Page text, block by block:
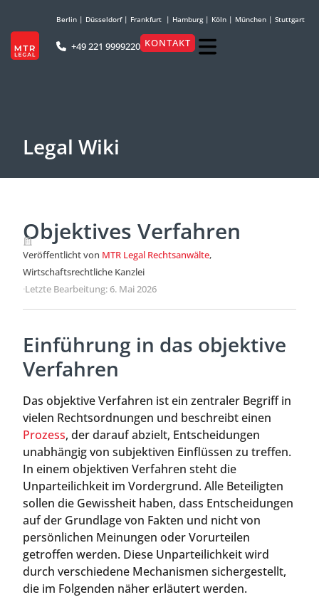
Berlin | Düsseldorf| Frankfurt | Hamburg| Köln | München | Stuttgart
+49 221 9999220 KONTAKT
Legal Wiki
Objektives Verfahren
Veröffentlicht von MTR Legal Rechtsanwälte,
Wirtschaftsrechtliche Kanzlei
·Letzte Bearbeitung: 6. Mai 2026
Einführung in das objektive
Verfahren
Das objektive Verfahren ist ein zentraler Begriff in
vielen Rechtsordnungen und beschreibt einen
Prozess, der darauf abzielt, Entscheidungen
unabhängig von subjektiven Einflüssen zu treffen.
In einem objektiven Verfahren steht die
Unparteilichkeit im Vordergrund. Alle Beteiligten
sollen die Gewissheit haben, dass Entscheidungen
auf der Grundlage von Fakten und nicht von
persönlichen Meinungen oder Vorurteilen
getroffen werden. Diese Unparteilichkeit wird
durch verschiedene Mechanismen sichergestellt,
die im Folgenden näher erläutert werden.